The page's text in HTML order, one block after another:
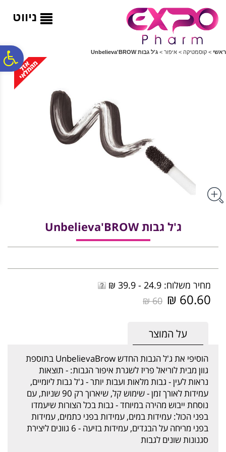
ניווט
ראשי > קוסמטיקה > איפור > ג'ל גבות Unbelieva'BROW
ג'ל גבות Unbelieva'BROW
מחיר משלוח: 24.9 - 39.9 ₪
60.60 ₪
60 ₪
על המוצר
הוסיפי את ג'ל הגבות החדש UnbelievaBrow בתוספת
גוון מבית לוריאל פריז לשגרת איפור הגבות: - תוצאות
נראות לעין - גבות מלאות ועבות יותר - ג'ל גבות ליומיים,
עמידות לאורך זמן - שימוש קל, שיארוך רק 90 שניות, עם
נוסחת ייבוש מהירה במיוחד - גבות בכל הצורות שיעמדו
בפני הכול: עמידות במים, עמידות בפני כתמים, עמידות
בפני מריחה על הבגדים, עמידות בזיעה - 6 גוונים ליצירת
סגנונות שונים לגבות